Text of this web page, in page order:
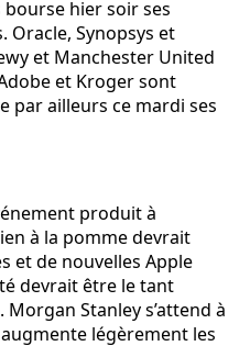
hier soir ses
Synopsys et
et Manchester United
et Kroger sont
par ailleurs ce mardi ses
produit à
à la pomme devrait
et de nouvelles Apple
devrait être le tant
Stanley s’attend à
légèrement les